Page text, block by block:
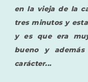
en la vieja de la
tres minutos y
y es que era
bueno y
carácter...